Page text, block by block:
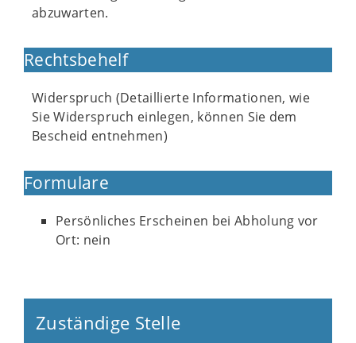
abzuwarten.
Rechtsbehelf
Widerspruch (Detaillierte Informationen, wie
Sie Widerspruch einlegen, können Sie dem
Bescheid entnehmen)
Formulare
Persönliches Erscheinen bei Abholung vor
Ort: nein
Zuständige Stelle